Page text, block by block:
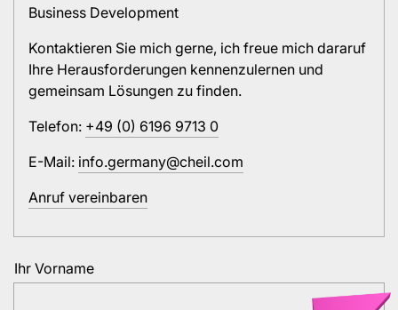
Business Development
Kontaktieren Sie mich gerne, ich freue mich dararuf
Ihre Herausforderungen kennenzulernen und
gemeinsam Lösungen zu finden.
Telefon: +49 (0) 6196 9713 0
E-Mail: info.germany@cheil.com
Anruf vereinbaren
Ihr Vorname